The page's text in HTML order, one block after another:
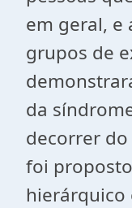
em geral, e
grupos de
da
decorrer
foi
hierárquico